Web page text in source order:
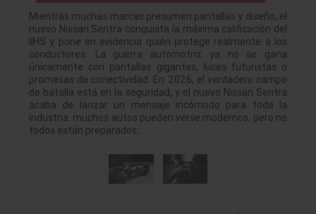
Mientras muchas marcas presumen pantallas y diseño, el
nuevo Nissan Sentra conquista la máxima calificación del
IIHS y pone en evidencia quién protege realmente a los
conductores. La guerra automotriz ya no se gana
únicamente con pantallas gigantes, luces futuristas o
promesas de conectividad. En 2026, el verdadero campo
de batalla está en la seguridad, y el nuevo Nissan Sentra
acaba de lanzar un mensaje incómodo para toda la
industria: muchos autos pueden verse modernos, pero no
todos están preparados…